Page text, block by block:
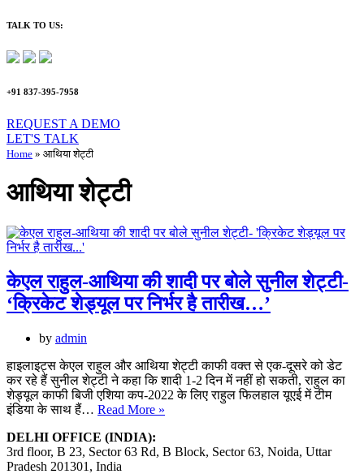
TALK TO US:
+91 837-395-7958
REQUEST A DEMO​
LET'S TALK
Home » आथिया शेट्टी
आथिया शेट्टी
केएल राहुल-आथिया की शादी पर बोले सुनील शेट्टी-
‘क्रिकेट शेड्यूल पर निर्भर है तारीख…’
by admin
हाइलाइट्स केएल राहुल और आथिया शेट्टी काफी वक्त से एक-दूसरे को डेट
कर रहे हैं सुनील शेट्टी ने कहा कि शादी 1-2 दिन में नहीं हो सकती, राहुल का
शेड्यूल काफी बिजी एशिया कप-2022 के लिए राहुल फिलहाल यूएई में टीम
इंडिया के साथ हैं… Read More »
की
DELHI OFFICE (INDIA):
3rd floor, B 23, Sector 63 Rd, B Block, Sector 63, Noida, Uttar
Pradesh 201301, India